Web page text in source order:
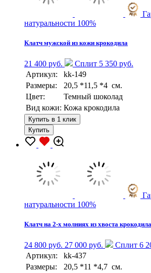
натуральности 100%
Клатч мужской из кожи крокодила
21 400 руб.
Сплит 5 350 руб.
Артикул:
kk-149
Размеры:
20,5 *11,5 *4 см.
Цвет:
Темный шоколад
Вид кожи: Кожа крокодила
Купить в 1 клик
Купить
натуральности 100%
Клатч на 2-х молниях из хвоста крокодила
24 800 руб. 27 000 руб.
Сплит 6
Артикул:
kk-437
Размеры:
20,5 *11 *4,7 см.